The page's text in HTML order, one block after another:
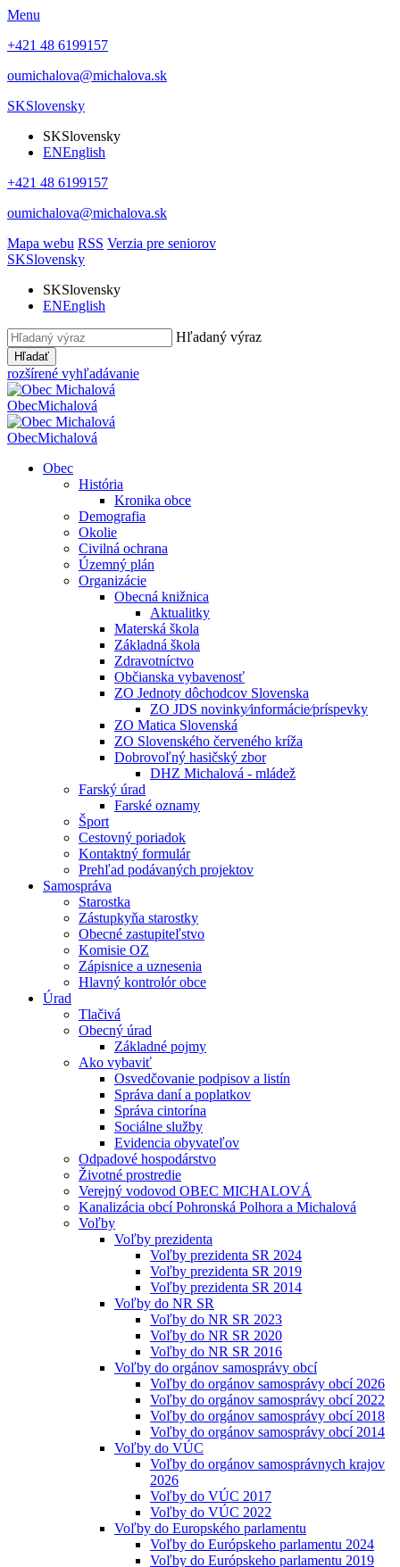
Menu
+421 48 6199157
oumichalova@michalova.sk
SKSlovensky
SKSlovensky
ENEnglish
+421 48 6199157
oumichalova@michalova.sk
Mapa webu RSS Verzia pre seniorov
SKSlovensky
SKSlovensky
ENEnglish
Hľadaný výraz
Hľadať
rozšírené vyhľadávanie
ObecMichalová
ObecMichalová
Obec
História
Kronika obce
Demografia
Okolie
Civilná ochrana
Územný plán
Organizácie
Obecná knižnica
Aktualitky
Materská škola
Základná škola
Zdravotníctvo
Občianska vybavenosť
ZO Jednoty dôchodcov Slovenska
ZO JDS novinky⁄informácie⁄príspevky
ZO Matica Slovenská
ZO Slovenského červeného kríža
Dobrovoľný hasičský zbor
DHZ Michalová - mládež
Farský úrad
Farské oznamy
Šport
Cestovný poriadok
Kontaktný formulár
Prehľad podávaných projektov
Samospráva
Starostka
Zástupkyňa starostky
Obecné zastupiteľstvo
Komisie OZ
Zápisnice a uznesenia
Hlavný kontrolór obce
Úrad
Tlačivá
Obecný úrad
Základné pojmy
Ako vybaviť
Osvedčovanie podpisov a listín
Správa daní a poplatkov
Správa cintorína
Sociálne služby
Evidencia obyvateľov
Odpadové hospodárstvo
Životné prostredie
Verejný vodovod OBEC MICHALOVÁ
Kanalizácia obcí Pohronská Polhora a Michalová
Voľby
Voľby prezidenta
Voľby prezidenta SR 2024
Voľby prezidenta SR 2019
Voľby prezidenta SR 2014
Voľby do NR SR
Voľby do NR SR 2023
Voľby do NR SR 2020
Voľby do NR SR 2016
Voľby do orgánov samosprávy obcí
Voľby do orgánov samosprávy obcí 2026
Voľby do orgánov samosprávy obcí 2022
Voľby do orgánov samosprávy obcí 2018
Voľby do orgánov samosprávy obcí 2014
Voľby do VÚC
Voľby do orgánov samosprávnych krajov
2026
Voľby do VÚC 2017
Voľby do VÚC 2022
Voľby do Europského parlamentu
Voľby do Európskeho parlamentu 2024
Voľby do Európskeho parlamentu 2019